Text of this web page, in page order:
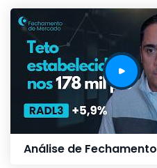
Análise de Fechamento